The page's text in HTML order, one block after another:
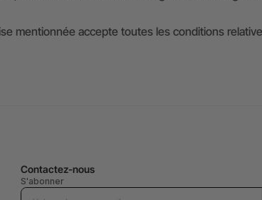
mentionnée accepte toutes les conditions
Contactez-nous
S'abonner